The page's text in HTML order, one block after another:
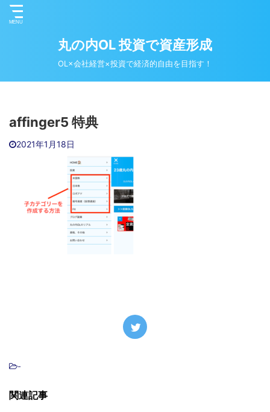
丸の内OL 投資で資産形成
OL×会社経営×投資で経済的自由を目指す！
affinger5 特典
2021年1月18日
-
関連記事